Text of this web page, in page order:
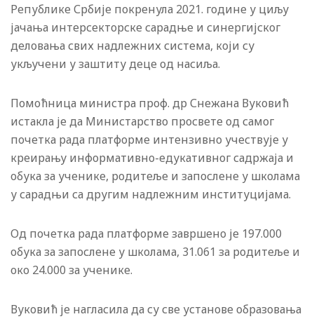
Републике Србије покренула 2021. године у циљу
јачања интерсекторске сарадње и синергијског
деловања свих надлежних система, који су
укључени у заштиту деце од насиља.
Помоћница министра проф. др Снежана Вуковић
истакла је да Министарство просвете од самог
почетка рада платформе интензивно учествује у
креирању информативно-едукативног садржаја и
обука за ученике, родитеље и запослене у школама
у сарадњи са другим надлежним институцијама.
Од почетка рада платформе завршено је 197.000
обука за запослене у школама, 31.061 за родитеље и
око 24.000 за ученике.
Вуковић је нагласила да су све установе образовања